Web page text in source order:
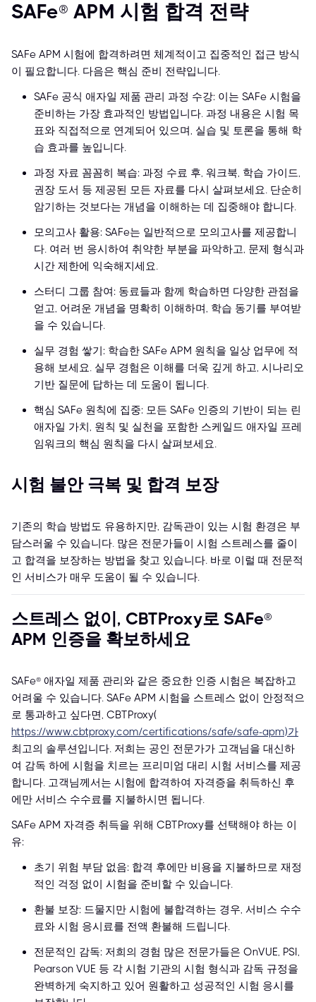
SAFe® APM 시험 합격 전략
SAFe APM 시험에 합격하려면 체계적이고 집중적인 접근 방식
이 필요합니다. 다음은 핵심 준비 전략입니다.
SAFe 공식 애자일 제품 관리 과정 수강: 이는 SAFe 시험을
준비하는 가장 효과적인 방법입니다. 과정 내용은 시험 목
표와 직접적으로 연계되어 있으며, 실습 및 토론을 통해 학
습 효과를 높입니다.
과정 자료 꼼꼼히 복습: 과정 수료 후, 워크북, 학습 가이드,
권장 도서 등 제공된 모든 자료를 다시 살펴보세요. 단순히
암기하는 것보다는 개념을 이해하는 데 집중해야 합니다.
모의고사 활용: SAFe는 일반적으로 모의고사를 제공합니
다. 여러 번 응시하여 취약한 부분을 파악하고, 문제 형식과
시간 제한에 익숙해지세요.
스터디 그룹 참여: 동료들과 함께 학습하면 다양한 관점을
얻고, 어려운 개념을 명확히 이해하며, 학습 동기를 부여받
을 수 있습니다.
실무 경험 쌓기: 학습한 SAFe APM 원칙을 일상 업무에 적
용해 보세요. 실무 경험은 이해를 더욱 깊게 하고, 시나리오
기반 질문에 답하는 데 도움이 됩니다.
핵심 SAFe 원칙에 집중: 모든 SAFe 인증의 기반이 되는 린
애자일 가치, 원칙 및 실천을 포함한 스케일드 애자일 프레
임워크의 핵심 원칙을 다시 살펴보세요.
시험 불안 극복 및 합격 보장
기존의 학습 방법도 유용하지만, 감독관이 있는 시험 환경은 부
담스러울 수 있습니다. 많은 전문가들이 시험 스트레스를 줄이
고 합격을 보장하는 방법을 찾고 있습니다. 바로 이럴 때 전문적
인 서비스가 매우 도움이 될 수 있습니다.
스트레스 없이, CBTProxy로 SAFe®
APM 인증을 확보하세요
SAFe® 애자일 제품 관리와 같은 중요한 인증 시험은 복잡하고
어려울 수 있습니다. SAFe APM 시험을 스트레스 없이 안정적으
로 통과하고 싶다면, CBTProxy(
https://www.cbtproxy.com/certifications/safe/safe-apm)가
최고의 솔루션입니다. 저희는 공인 전문가가 고객님을 대신하
여 감독 하에 시험을 치르는 프리미엄 대리 시험 서비스를 제공
합니다. 고객님께서는 시험에 합격하여 자격증을 취득하신 후
에만 서비스 수수료를 지불하시면 됩니다.
SAFe APM 자격증 취득을 위해 CBTProxy를 선택해야 하는 이
유:
초기 위험 부담 없음: 합격 후에만 비용을 지불하므로 재정
적인 걱정 없이 시험을 준비할 수 있습니다.
환불 보장: 드물지만 시험에 불합격하는 경우, 서비스 수수
료와 시험 응시료를 전액 환불해 드립니다.
전문적인 감독: 저희의 경험 많은 전문가들은 OnVUE, PSI,
Pearson VUE 등 각 시험 기관의 시험 형식과 감독 규정을
완벽하게 숙지하고 있어 원활하고 성공적인 시험 응시를